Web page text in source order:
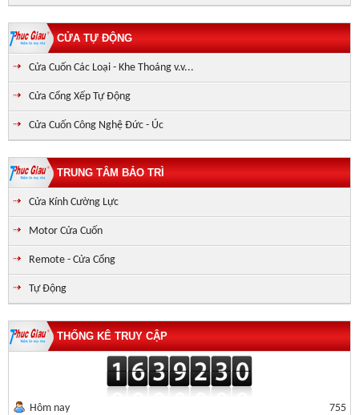
CỬA TỰ ĐỘNG
Cửa Cuốn Các Loại - Khe Thoáng v.v...
Cửa Cổng Xếp Tự Động
Cửa Cuốn Công Nghệ Đức - Úc
TRUNG TÂM BẢO TRÌ
Cửa Kính Cường Lực
Motor Cửa Cuốn
Remote - Cửa Cổng
Tự Động
THỐNG KÊ TRUY CẬP
Hôm nay
755